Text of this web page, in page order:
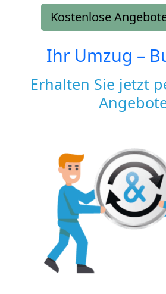
Kostenlose
Ihr Umzug –
Erhalten Sie jetzt